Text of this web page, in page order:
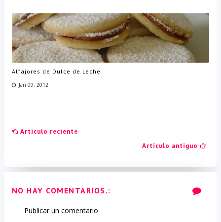
Alfajores de Dulce de Leche
Jan 09, 2012
Articulo reciente
Articulo antiguo
NO HAY COMENTARIOS.:
Publicar un comentario